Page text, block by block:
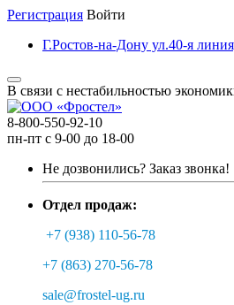
Регистрация Войти
Г.Ростов-на-Дону ул.40-я
В связи с нестабильностью
8-800-550-92-10
пн-пт с 9-00 до 18-00
Не дозвонились? Заказ звонка!
Отдел продаж:
+7 (938) 110-56-78
+7 (863) 270-56-78
sale@frostel-ug.ru